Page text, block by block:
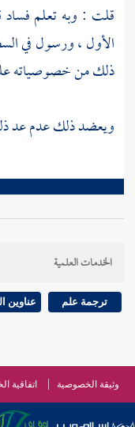
قلت : وبه تعلم
الأول ، ورسول في
ذلك من خصوصياته
ويعضد ذلك عدم عد
الخدمات العلمية
ترجمة علم عناوين
وثيقة الخصوصية اتفاقية